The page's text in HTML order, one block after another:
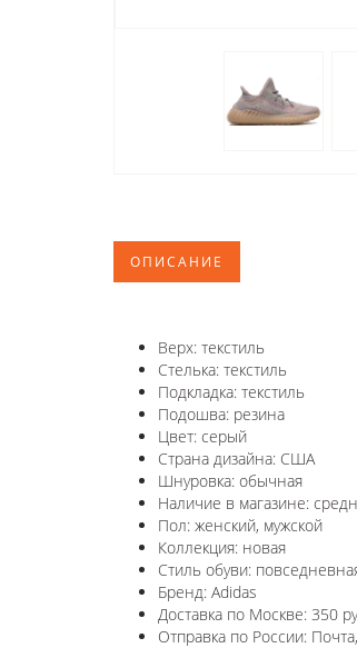
ОПИСАНИЕ
Верх: текстиль
Стелька: текстиль
Подкладка: текстиль
Подошва: резина
Цвет: серый
Страна дизайна: США
Шнуровка: обычная
Наличие в магазине:
Пол: женский, мужской
Коллекция: новая
Стиль обуви:
Бренд: Adidas
Доставка по Москве: 350
Отправка по России: